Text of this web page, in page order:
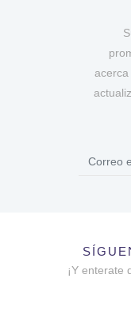
¡Y enterate